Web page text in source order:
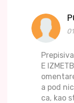
E
a pod
ca, kao